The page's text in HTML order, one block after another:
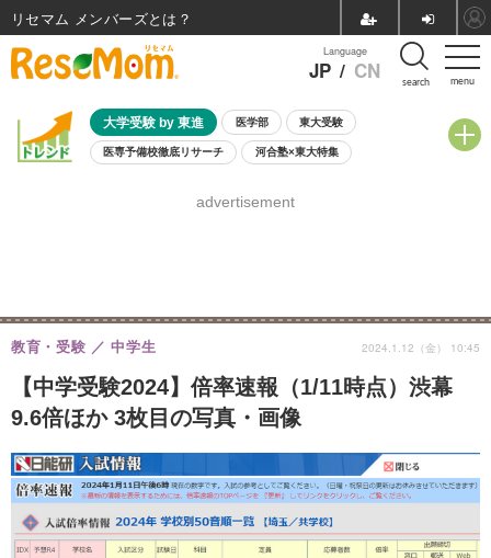
menu
Language
JP / CN search
大学受験 by 東進 医学部 東大受験
医専予備校徹底リサーチ 河合塾×東大特集
8月開催学校説明会・相談会
advertisement
【中学受験2024】倍率速報（1/11時点）渋幕
9.6倍ほか 3枚目の写真・画像
教育・受験 中学生 2024.1.12（金） 10:45
リセマム メンバーズ